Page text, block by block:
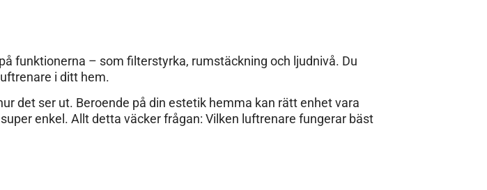
funktionerna – som filterstyrka, rumstäckning och ljudnivå. Du
i ditt hem.
det ser ut. Beroende på din estetik hemma kan rätt enhet vara
enkel. Allt detta väcker frågan: Vilken luftrenare fungerar bäst